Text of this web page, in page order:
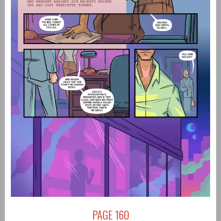
PAGE 160